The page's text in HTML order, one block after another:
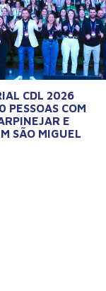
CDL 2026
PESSOAS COM
E
SÃO MIGUEL